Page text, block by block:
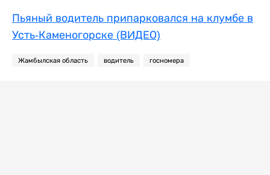
Пьяный водитель припарковался на клумбе в
Усть-Каменогорске (ВИДЕО)
Жамбылская область водитель госномера